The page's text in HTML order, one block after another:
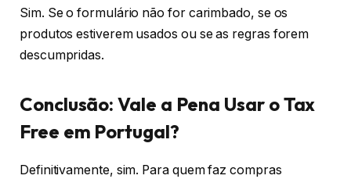
Sim. Se o formulário não for carimbado, se os
produtos estiverem usados ou se as regras forem
descumpridas.
Conclusão: Vale a Pena Usar o Tax
Free em Portugal?
Definitivamente, sim. Para quem faz compras